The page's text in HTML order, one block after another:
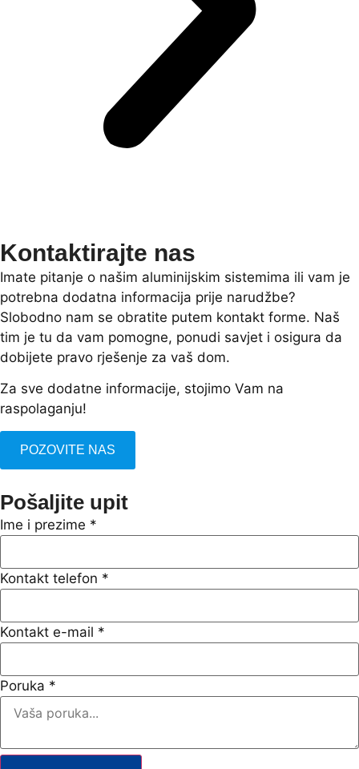
Kontaktirajte nas
Imate pitanje o našim aluminijskim sistemima ili vam je
potrebna dodatna informacija prije narudžbe?
Slobodno nam se obratite putem kontakt forme. Naš
tim je tu da vam pomogne, ponudi savjet i osigura da
dobijete pravo rješenje za vaš dom.
Za sve dodatne informacije, stojimo Vam na
raspolaganju!
POZOVITE NAS
Pošaljite upit
Ime i prezime *
Kontakt telefon *
Kontakt e-mail *
Poruka *